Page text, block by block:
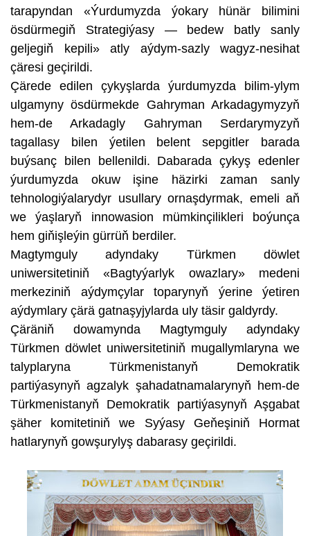
tarapyndan «Ýurdumyzda ýokary hünär bilimini
ösdürmegiň Strategiýasy — bedew batly sanly
geljegiň kepili» atly aýdym-sazly wagyz-nesihat
çäresi geçirildi.
Çärede edilen çykyşlarda ýurdumyzda bilim-ylym
ulgamyny ösdürmekde Gahryman Arkadagymyzyň
hem-de Arkadagly Gahryman Serdarymyzyň
tagallasy bilen ýetilen belent sepgitler barada
buýsanç bilen bellenildi. Dabarada çykyş edenler
ýurdumyzda okuw işine häzirki zaman sanly
tehnologiýalarydyr usullary ornaşdyrmak, emeli aň
we ýaşlaryň innowasion mümkinçilikleri boýunça
hem giňişleýin gürrüň berdiler.
Magtymguly adyndaky Türkmen döwlet
uniwersitetiniň «Bagtyýarlyk owazlary» medeni
merkeziniň aýdymçylar toparynyň ýerine ýetiren
aýdymlary çärä gatnaşyjylarda uly täsir galdyrdy.
Çäräniň dowamynda Magtymguly adyndaky
Türkmen döwlet uniwersitetiniň mugallymlaryna we
talyplaryna Türkmenistanyň Demokratik
partiýasynyň agzalyk şahadatnamalarynyň hem-de
Türkmenistanyň Demokratik partiýasynyň Aşgabat
şäher komitetiniň we Syýasy Geňeşiniň Hormat
hatlarynyň gowşurylyş dabarasy geçirildi.